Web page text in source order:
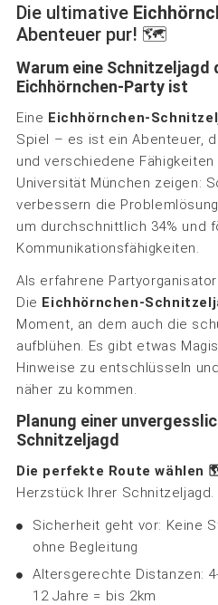
Die ultimative
Abenteuer pur! 🗺️
Warum eine
Eichhörnchen-Party ist
Eine Eichhörnchen-
Spiel – es ist ein Abenteuer,
und verschiedene
Universität München zeigen:
verbessern die
um durchschnittlich 34% und
Kommunikationsfähigkeiten.
Als erfahrene
Die Eichhörnchen-
Moment, an dem auch die
aufblühen. Es gibt etwas
Hinweise zu entschlüsseln
näher zu kommen.
Planung einer
Schnitzeljagd
Die perfekte Route wählen
Herzstück Ihrer
Sicherheit geht vor: Keine
ohne Begleitung
Altersgerechte Distanzen:
12 Jahre = bis 2km